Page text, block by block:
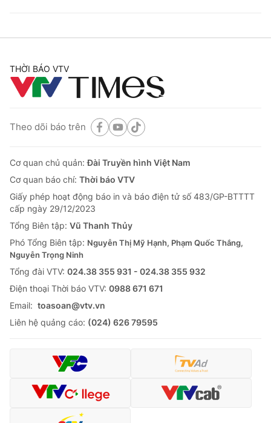
THỜI BÁO VTV
Theo dõi báo trên
Cơ quan chủ quản:Đài Truyền hình Việt Nam
Cơ quan báo chí: Thời báo VTV
Giấy phép hoạt động báo in và báo điện tử số 483/GP-BTTTT
cấp ngày 29/12/2023
Tổng Biên tập: Vũ Thanh Thủy
Phó Tổng Biên tập: Nguyễn Thị Mỹ Hạnh, Phạm Quốc Thắng,
Nguyễn Trọng Ninh
Tổng đài VTV: 024.38 355 931 - 024.38 355 932
Ðiện thoại Thời báo VTV: 0988 671 671
Email: toasoan@vtv.vn
Liên hệ quảng cáo: (024) 626 79595